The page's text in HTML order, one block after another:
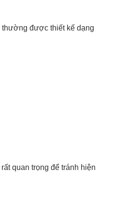
thường được thiết kế dạng
quan trọng để tránh hiện